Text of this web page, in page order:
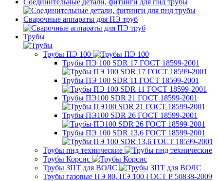
Соединительные детали, фитинги для пнд трубы
Сварочные аппараты для ПЭ труб
Трубы
Трубы ПЭ 100
Трубы ПЭ 100 SDR 17 ГОСТ 18599-2001
Трубы ПЭ 100 SDR 11 ГОСТ 18599-2001
Трубы ПЭ100 SDR 21 ГОСТ 18599-2001
Трубы ПЭ100 SDR 26 ГОСТ 18599-2001
Трубы ПЭ 100 SDR 13,6 ГОСТ 18599-2001
Трубы пнд технические
Трубы Корсис
Трубы ЗПТ для ВОЛС
Трубы газовые ПЭ 80, ПЭ 100 ГОСТ Р 50838-2009